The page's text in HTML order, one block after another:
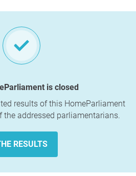
is closed
results of this HomeParliament
the addressed parliamentarians.
RESULTS